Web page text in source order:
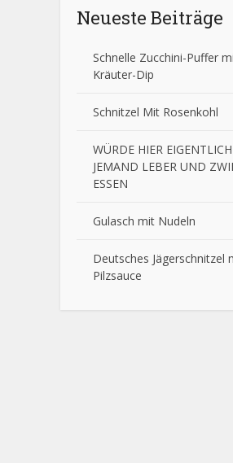
Neueste Beiträge
Schnelle Zucchini-Puffer
Kräuter-Dip
Schnitzel Mit Rosenkohl
WÜRDE HIER EIGENTLICH
JEMAND LEBER UND
ESSEN
Gulasch mit Nudeln
Deutsches Jägerschnitzel
Pilzsauce